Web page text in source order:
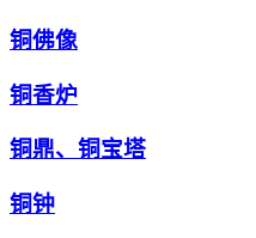
铜佛像
铜香炉
铜鼎、铜宝塔
铜钟